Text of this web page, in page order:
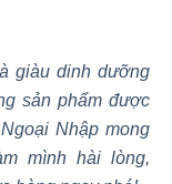
giàu dinh dưỡng
sản phẩm được
Nhập mong
mình hài lòng,